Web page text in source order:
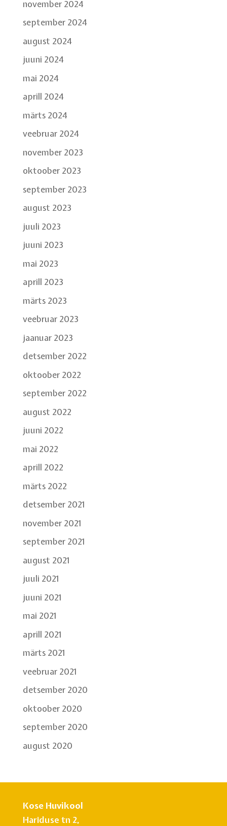
november 2024
september 2024
august 2024
juuni 2024
mai 2024
aprill 2024
märts 2024
veebruar 2024
november 2023
oktoober 2023
september 2023
august 2023
juuli 2023
juuni 2023
mai 2023
aprill 2023
märts 2023
veebruar 2023
jaanuar 2023
detsember 2022
oktoober 2022
september 2022
august 2022
juuni 2022
mai 2022
aprill 2022
märts 2022
detsember 2021
november 2021
september 2021
august 2021
juuli 2021
juuni 2021
mai 2021
aprill 2021
märts 2021
veebruar 2021
detsember 2020
oktoober 2020
september 2020
august 2020
Kose Huvikool
Hariduse tn 2,